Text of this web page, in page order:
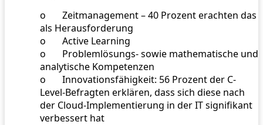
o Zeitmanagement – 40 Prozent erachten das
als Herausforderung
o Active Learning
o Problemlösungs- sowie mathematische und
analytische Kompetenzen
o Innovationsfähigkeit: 56 Prozent der C-
Level-Befragten erklären, dass sich diese nach
der Cloud-Implementierung in der IT signifikant
verbessert hat